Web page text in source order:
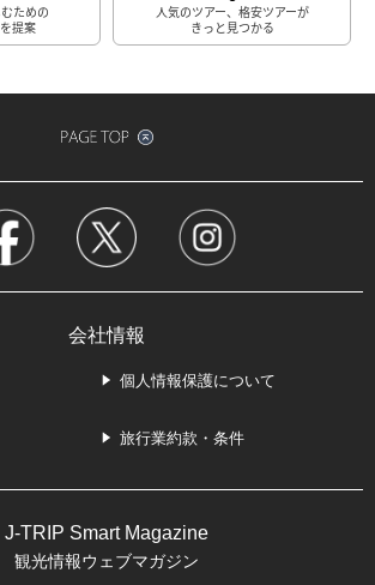
ための
提案
人気のツアー、格安ツアーが
きっと見つかる
会社情報
個人情報保護について
旅行業約款・条件
J-TRIP Smart Magazine
観光情報ウェブマガジン